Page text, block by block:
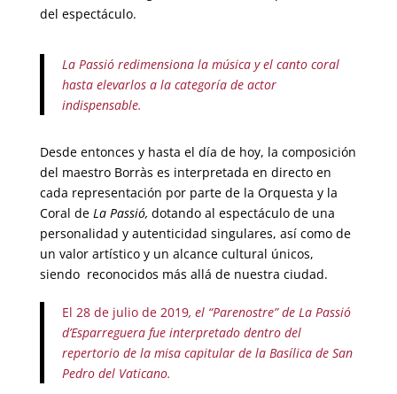
del espectáculo.
La Passió redimensiona la música y el canto coral
hasta elevarlos a la categoría de actor
indispensable.
Desde entonces y hasta el día de hoy, la composición
del maestro Borràs es interpretada en directo en
cada representación por parte de la Orquesta y la
Coral de La Passió, dotando al espectáculo de una
personalidad y autenticidad singulares, así como de
un valor artístico y un alcance cultural únicos,
siendo reconocidos más allá de nuestra ciudad.
El 28 de julio de 2019, el “Parenostre” de La Passió
d’Esparreguera fue interpretado dentro del
repertorio de la misa capitular de la Basílica de San
Pedro del Vaticano.